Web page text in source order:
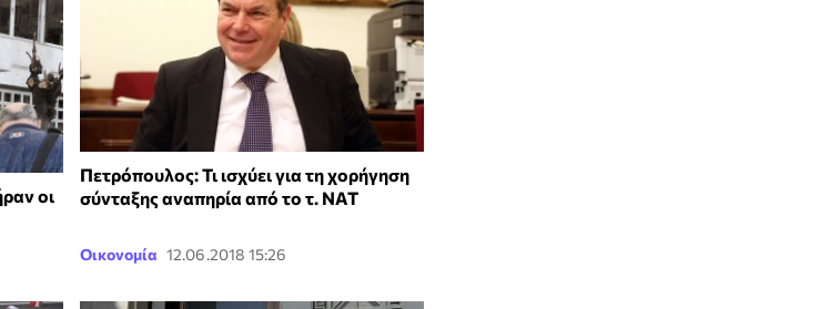
οι
Πετρόπουλος: Τι ισχύει για τη χορήγηση
σύνταξης αναπηρία από το τ. ΝΑΤ
Οικονομία 12.06.2018 15:26